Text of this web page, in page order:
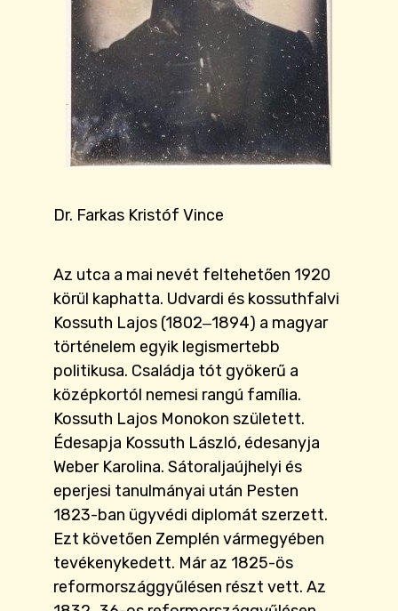
Dr. Farkas Kristóf Vince
Az utca a mai nevét feltehetően 1920
körül kaphatta. Udvardi és kossuthfalvi
Kossuth Lajos (1802‒1894) a magyar
történelem egyik legismertebb
politikusa. Családja tót gyökerű a
középkortól nemesi rangú família.
Kossuth Lajos Monokon született.
Édesapja Kossuth László, édesanyja
Weber Karolina. Sátoraljaújhelyi és
eperjesi tanulmányai után Pesten
1823-ban ügyvédi diplomát szerzett.
Ezt követően Zemplén vármegyében
tevékenykedett. Már az 1825-ös
reformországgyűlésen részt vett. Az